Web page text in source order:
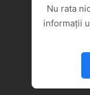
Nu rata
informații